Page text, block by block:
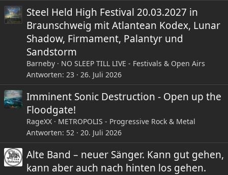
Steel Held High Festival 20.03.2027 in
Braunschweig mit Atlantean Kodex, Lunar
Shadow, Firmament, Palantyr und
Sandstorm
Barneby
NO SLEEP TILL LIVE - Festivals & Open Airs
Antworten 23 26. Juli 2026
Imminent Sonic Destruction - Open up the
Floodgate!
RageXX
METROPOLIS - Progressive Rock & Metal
Antworten 52 20. Juli 2026
Alte Band – neuer Sänger. Kann gut gehen,
kann aber auch nach hinten los gehen.